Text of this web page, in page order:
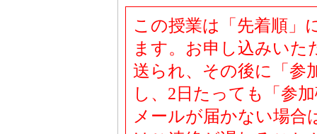
この授業は「先着順」
ます。お申し込みいた
送られ、その後に「参
し、2日たっても「参
メールが届かない場合